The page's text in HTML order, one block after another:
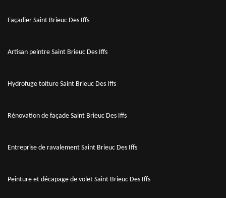
Façadier Saint Brieuc Des Iffs
Artisan peintre Saint Brieuc Des Iffs
Hydrofuge toiture Saint Brieuc Des Iffs
Rénovation de façade Saint Brieuc Des Iffs
Entreprise de ravalement Saint Brieuc Des Iffs
Peinture et décapage de volet Saint Brieuc Des Iffs